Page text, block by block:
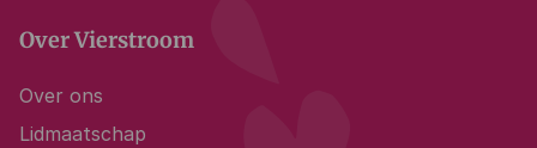
Over Vierstroom
Over ons
Lidmaatschap